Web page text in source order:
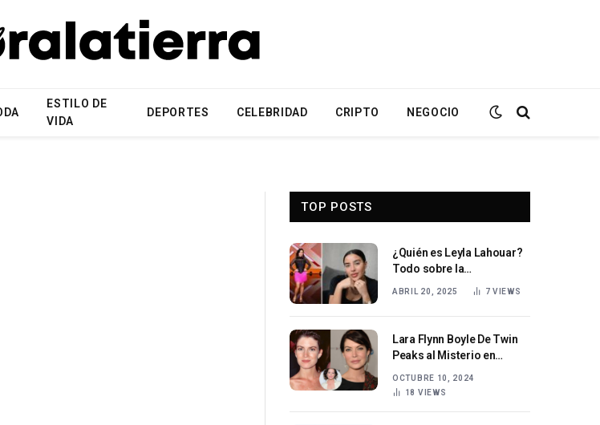
ESTILO DE
VIDA
DEPORTES CELEBRIDAD CRIPTO NEGOCIO
TOP POSTS
¿Quién es Leyla Lahouar?
Todo sobre la
personalidad de la
ABRIL 20, 2025 7 VIEWS
Lara Flynn Boyle De Twin
Peaks al Misterio en
OCTUBRE 10, 2024
18 VIEWS